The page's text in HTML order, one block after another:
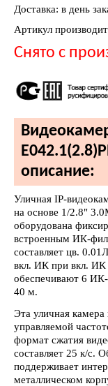
Доставка: в день
Артикул
Снято с
описание:
Уличная IP-
на основе 1/2.8"
оборудована
встроенным ИК-
составляет цв.
вкл. ИК при вкл. ИК
обеспечивают 6
40 м.
Эта уличная камера
управляемой
формат сжатия
составляет 25 к/с.
поддерживает
металлическом